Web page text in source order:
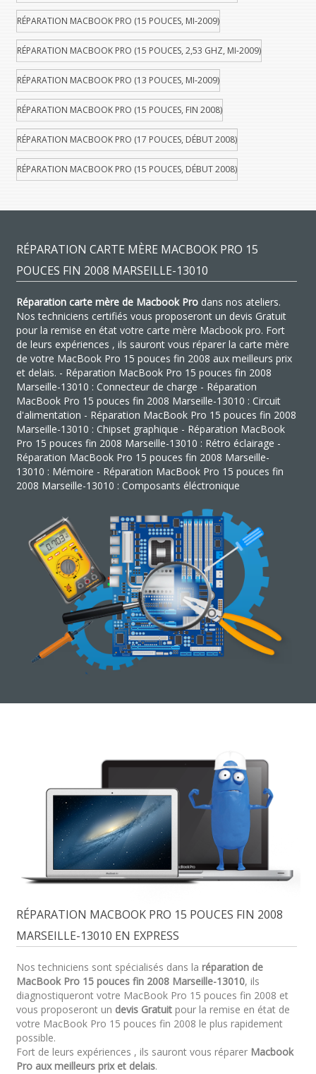
RÉPARATION MACBOOK PRO (15 POUCES, MI-2009)
RÉPARATION MACBOOK PRO (15 POUCES, 2,53 GHZ, MI-2009)
RÉPARATION MACBOOK PRO (13 POUCES, MI-2009)
RÉPARATION MACBOOK PRO (15 POUCES, FIN 2008)
RÉPARATION MACBOOK PRO (17 POUCES, DÉBUT 2008)
RÉPARATION MACBOOK PRO (15 POUCES, DÉBUT 2008)
RÉPARATION CARTE MÈRE MACBOOK PRO 15
POUCES FIN 2008 MARSEILLE-13010
Réparation carte mère de Macbook Prodans nos ateliers.
Nos techniciens certifiés vous proposeront un devis Gratuit
pour la remise en état votre carte mère Macbook pro. Fort
de leurs expériences , ils sauront vous réparer la carte mère
de votre MacBook Pro 15 pouces fin 2008 aux meilleurs prix
et delais. - Réparation MacBook Pro 15 pouces fin 2008
Marseille-13010 : Connecteur de charge - Réparation
MacBook Pro 15 pouces fin 2008 Marseille-13010 : Circuit
d'alimentation - Réparation MacBook Pro 15 pouces fin 2008
Marseille-13010 : Chipset graphique - Réparation MacBook
Pro 15 pouces fin 2008 Marseille-13010 : Rétro éclairage -
Réparation MacBook Pro 15 pouces fin 2008 Marseille-
13010 : Mémoire - Réparation MacBook Pro 15 pouces fin
2008 Marseille-13010 : Composants éléctronique
RÉPARATION MACBOOK PRO 15 POUCES FIN 2008
MARSEILLE-13010 EN EXPRESS
Nos techniciens sont spécialisés dans la réparation de
MacBook Pro 15 pouces fin 2008 Marseille-13010, ils
diagnostiqueront votre MacBook Pro 15 pouces fin 2008 et
vous proposeront un devis Gratuitpour la remise en état de
votre MacBook Pro 15 pouces fin 2008 le plus rapidement
possible.
Fort de leurs expériences , ils sauront vous réparer Macbook
Pro aux meilleurs prix et delais.